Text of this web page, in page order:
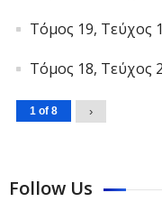
Τόμος 19, Τεύχος 1
Τόμος 18, Τεύχος 2
1 of 8 ›
Follow Us